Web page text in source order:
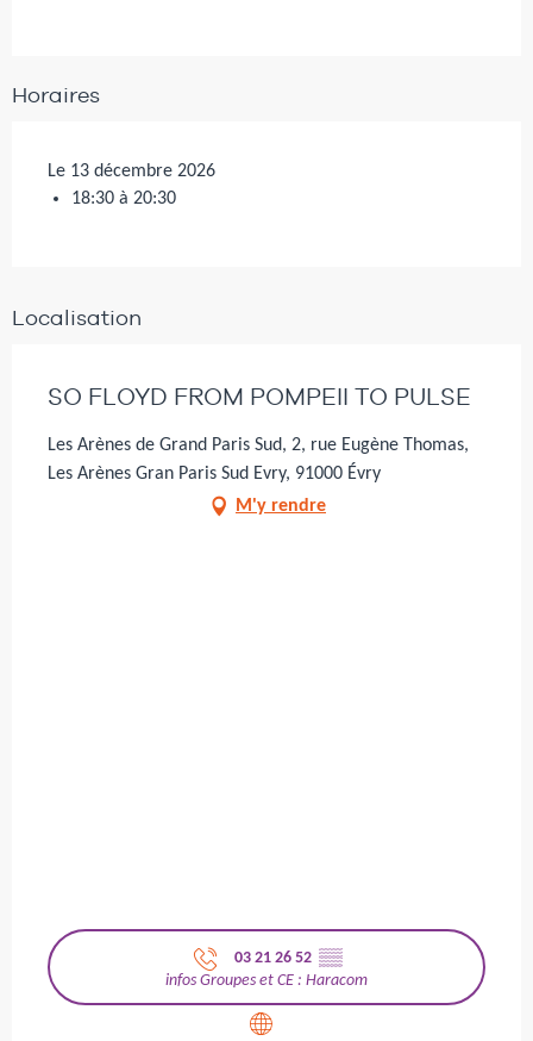
Horaires
Le 13 décembre 2026
18:30 à 20:30
Localisation
SO FLOYD FROM POMPEII TO PULSE
Les Arènes de Grand Paris Sud, 2, rue Eugène Thomas,
Les Arènes Gran Paris Sud Evry, 91000 Évry
M'y rendre
03 21 26 52 ▒▒
infos Groupes et CE : Haracom